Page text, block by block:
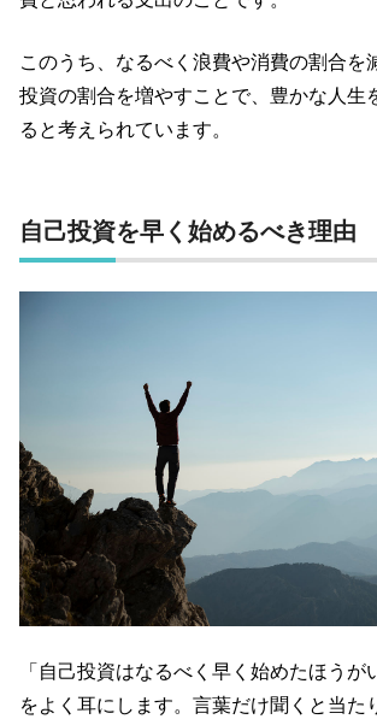
このうち、なるべく浪費や消費の割合を
投資の割合を増やすことで、豊かな人生
ると考えられています。
自己投資を早く始めるべき理由
「自己投資はなるべく早く始めたほうが
をよく耳にします。言葉だけ聞くと当た